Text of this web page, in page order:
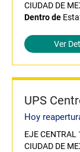
CIUDAD DE
Dentro de
Ver
UPS
Hoy
EJE CENTRAL
CIUDAD DE